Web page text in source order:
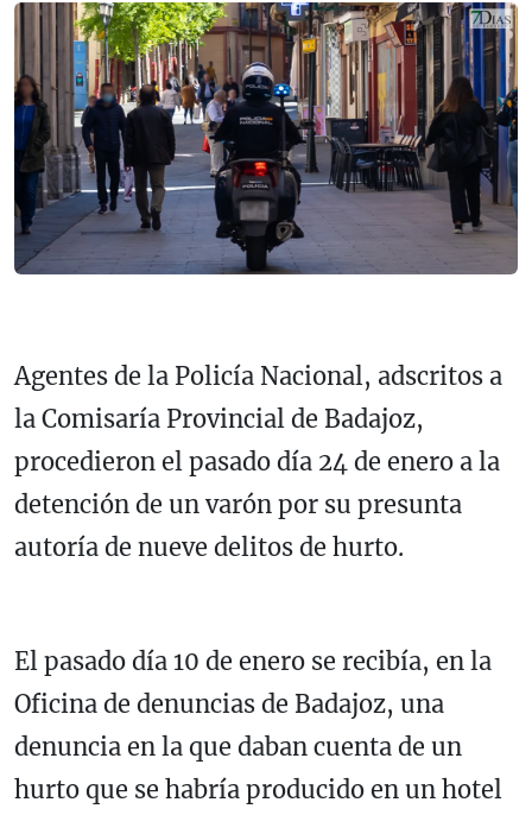
Agentes de la Policía Nacional, adscritos a
la Comisaría Provincial de Badajoz,
procedieron el pasado día 24 de enero a la
detención de un varón por su presunta
autoría de nueve delitos de hurto.
El pasado día 10 de enero se recibía, en la
Oficina de denuncias de Badajoz, una
denuncia en la que daban cuenta de un
hurto que se habría producido en un hotel